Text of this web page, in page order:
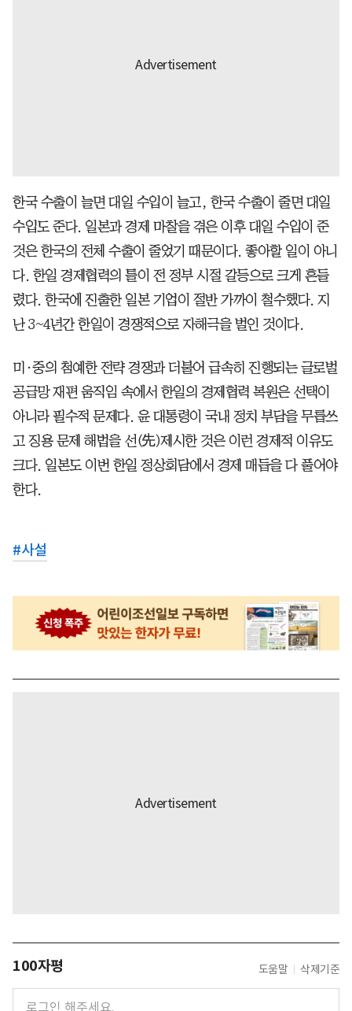
한국 수출이 늘면 대일 수입이 늘고, 한국 수출이 줄면 대일
수입도 준다. 일본과 경제 마찰을 겪은 이후 대일 수입이 준
것은 한국의 전체 수출이 줄었기 때문이다. 좋아할 일이 아니
다. 한일 경제협력의 틀이 전 정부 시절 갈등으로 크게 흔들
렸다. 한국에 진출한 일본 기업이 절반 가까이 철수했다. 지
난 3~4년간 한일이 경쟁적으로 자해극을 벌인 것이다.
미·중의 첨예한 전략 경쟁과 더불어 급속히 진행되는 글로벌
공급망 재편 움직임 속에서 한일의 경제협력 복원은 선택이
아니라 필수적 문제다. 윤 대통령이 국내 정치 부담을 무릅쓰
고 징용 문제 해법을 선(先)제시한 것은 이런 경제적 이유도
크다. 일본도 이번 한일 정상회담에서 경제 매듭을 다 풀어야
한다.
#사설
100자평 도움말 삭제기준